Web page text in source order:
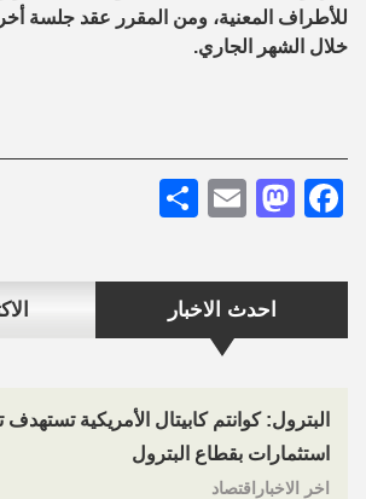
احدث الاخبار
البترول: كوانتم كابيتال الأمريكية
استثمارات بقطاع البترول
اخر الاخباراقتصاد
للأطراف المعنية، ومن المقرر عقد جلسة
خلال الشهر الجاري.
Facebook
Mastodon
Email